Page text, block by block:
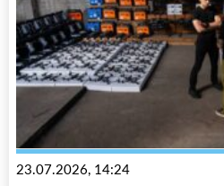
23.07.2026, 14:24